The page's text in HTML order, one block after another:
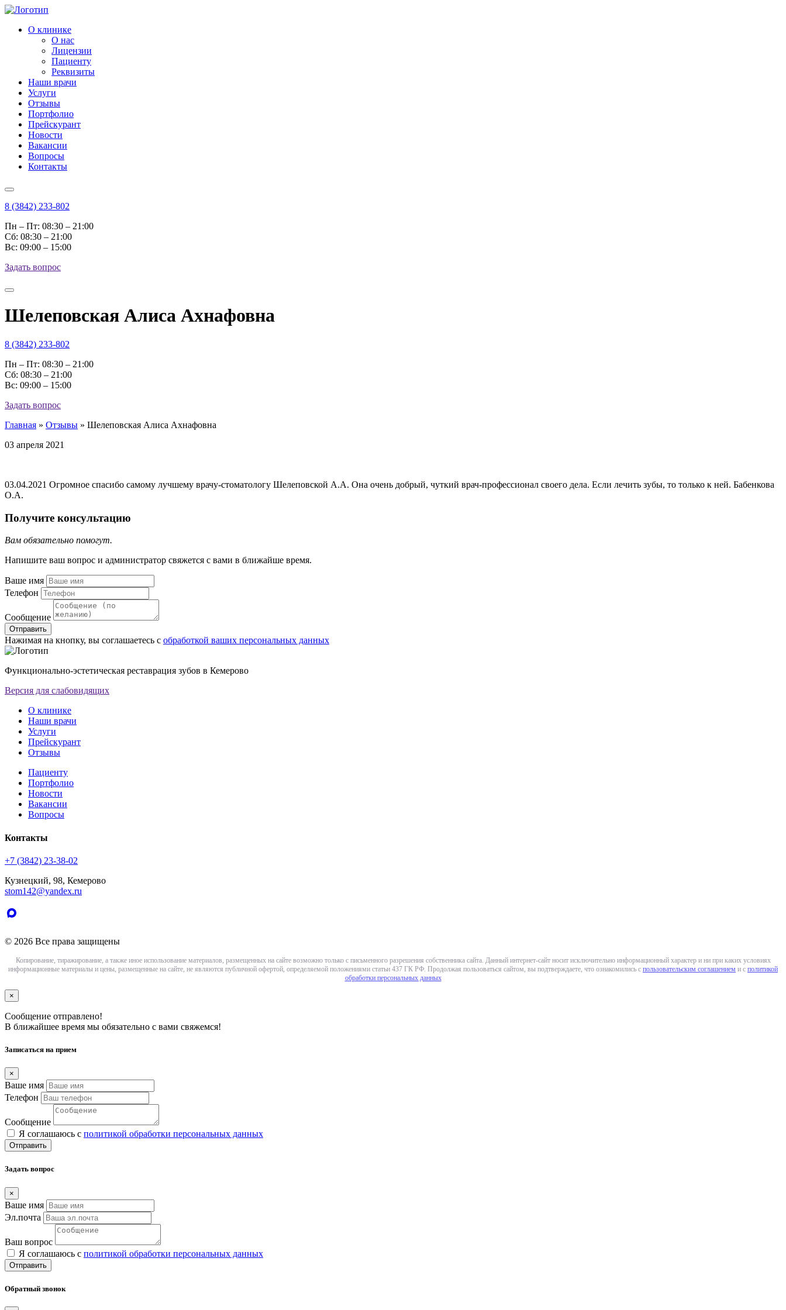
О клинике
О нас
Лицензии
Пациенту
Реквизиты
Наши врачи
Услуги
Отзывы
Портфолио
Прейскурант
Новости
Вакансии
Вопросы
Контакты
8 (3842) 233-802
Пн – Пт: 08:30 – 21:00
Cб: 08:30 – 21:00
Вс: 09:00 – 15:00
Задать вопрос
Шелеповская Алиса Ахнафовна
8 (3842) 233-802
Пн – Пт: 08:30 – 21:00
Cб: 08:30 – 21:00
Вс: 09:00 – 15:00
Задать вопрос
Главная » Отзывы » Шелеповская Алиса Ахнафовна
03 апреля 2021
03.04.2021 Огромное спасибо самому лучшему врачу-стоматологу Шелеповской А.А. Она очень добрый, чуткий врач-профессионал своего дела. Если лечить зубы, то только к ней. Бабенкова
О.А.
Получите консультацию
Вам обязательно помогут.
Напишите ваш вопрос и администратор свяжется с вами в ближайше время.
Ваше имя
Телефон
Сообщение
Отправить
Нажимая на кнопку, вы соглашаетесь с обработкой ваших персональных данных
Функционально-эстетическая реставрация зубов в Кемерово
Версия для слабовидящих
О клинике
Наши врачи
Услуги
Прейскурант
Отзывы
Пациенту
Портфолио
Новости
Вакансии
Вопросы
Контакты
+7 (3842) 23-38-02
Кузнецкий, 98, Кемерово
stom142@yandex.ru
© 2026 Все права защищены
Копирование, тиражирование, а также иное использование материалов, размещенных на сайте возможно только с письменного разрешения собственника сайта. Данный интернет-сайт носит исключительно информационный характер и ни при каких условиях
информационные материалы и цены, размещенные на сайте, не являются публичной офертой, определяемой положениями статьи 437 ГК РФ. Продолжая пользоваться сайтом, вы подтверждаете, что ознакомились с пользовательским соглашением и с политикой
обработки персональных данных
×
Сообщение отправлено!
В ближайшее время мы обязательно с вами свяжемся!
Записаться на прием
×
Ваше имя
Телефон
Сообщение
Я соглашаюсь с политикой обработки персональных данных
Отправить
Задать вопрос
×
Ваше имя
Эл.почта
Ваш вопрос
Я соглашаюсь с политикой обработки персональных данных
Отправить
Обратный звонок